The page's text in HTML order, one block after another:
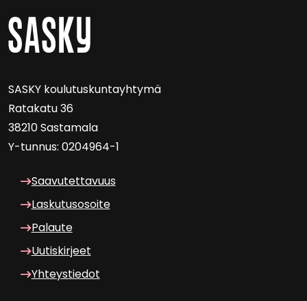
SASKY kou­lu­tus­kun­tayh­ty­mä
Ra­ta­ka­tu 36
38210 Sas­ta­ma­la
Y-​tunnus: 0204964-1
Saa­vu­tet­ta­vuus
Las­ku­tuso­soi­te
Pa­lau­te
Uu­tis­kir­jeet
Yh­teys­tie­dot